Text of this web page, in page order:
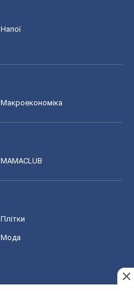
Напої
Макроекономіка
MAMACLUB
Плітки
Мода